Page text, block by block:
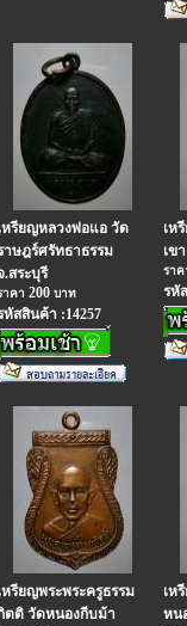
หรียญหลวงพ่อแอ วัด
าษฎร์ศรัทธาธรรม
.สระบุรี
าคา 200 บาท
หัสสินค้า :14257
เห
เข
รา
รหั
หรียญพระพระครูธรรม
ตติ วัดหนองกีบม้า
เห
หน